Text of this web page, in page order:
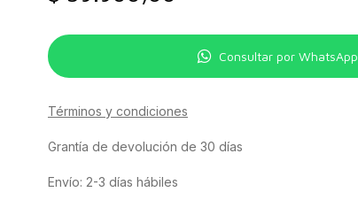
Consultar por WhatsApp
Términos y condiciones
Grantía de devolución de 30 días
Envío: 2-3 días hábiles